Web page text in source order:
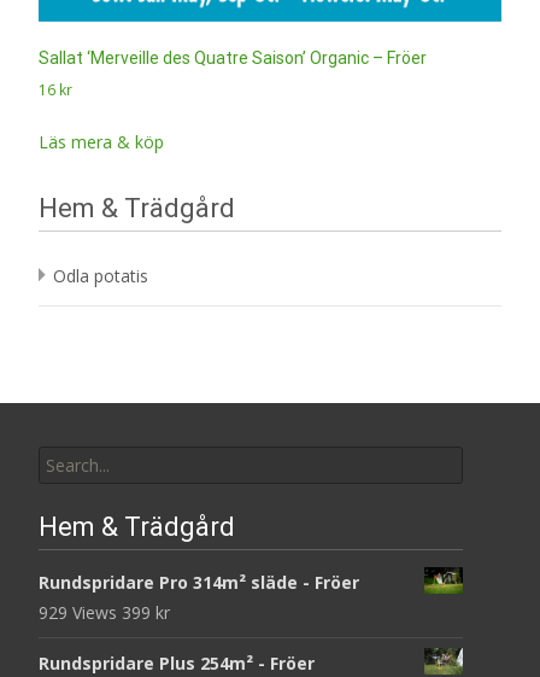
Sallat ‘Merveille des Quatre Saison’ Organic – Fröer
16 kr
Läs mera & köp
Hem & Trädgård
Odla potatis
for:
Hem & Trädgård
Rundspridare Pro 314m² släde - Fröer
929 Views 399 kr
Rundspridare Plus 254m² - Fröer